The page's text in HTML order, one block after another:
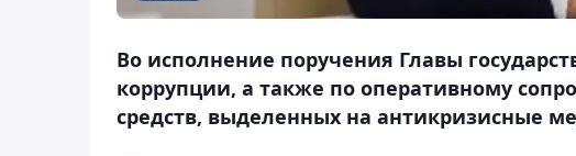
Во исполнение поручения Главы
коррупции, а также по оперативному
средств, выделенных на антикризисные